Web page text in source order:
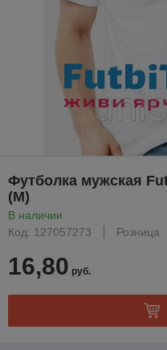
Футболка мужская
(М)
В наличии
Код: 127057273
Розница
16,80 руб.